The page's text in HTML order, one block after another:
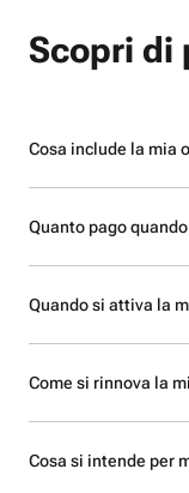
Scopri di
Cosa include la mia
Quanto pago
Quando si attiva la
Come si rinnova la
Cosa si intende per